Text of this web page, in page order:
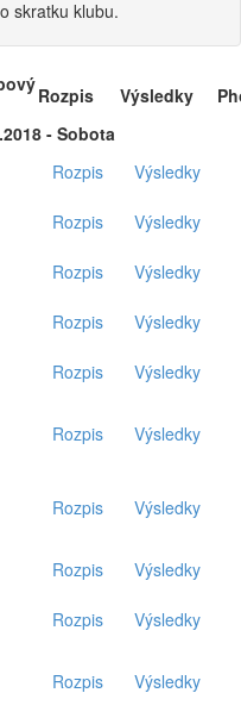
skratku klubu.
Rozpis Výsledky
- Sobota
Rozpis Výsledky
Rozpis Výsledky
Rozpis Výsledky
Rozpis Výsledky
Rozpis Výsledky
Rozpis Výsledky
Rozpis Výsledky
Rozpis Výsledky
Rozpis Výsledky
Rozpis Výsledky